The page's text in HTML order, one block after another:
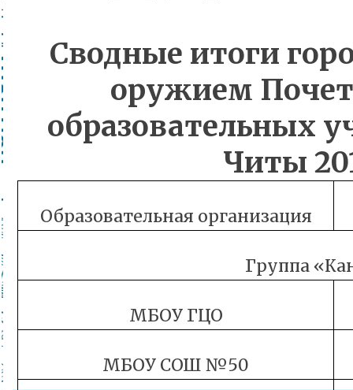
Сводные итоги
оружием
образовательных
Читы
Образовательная организация
Группа
МБОУ ГЦО
МБОУ СОШ №50